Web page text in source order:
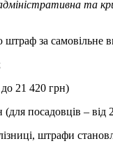
та
за самовільне
до 21 420 грн)
посадовців – від
штрафи